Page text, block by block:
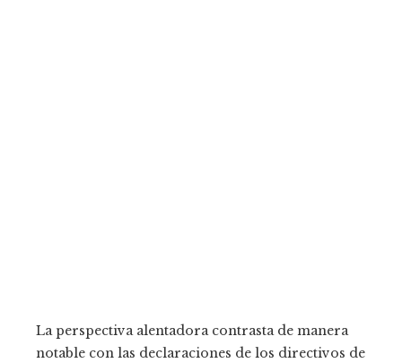
La perspectiva alentadora contrasta de manera
notable con las declaraciones de los directivos de